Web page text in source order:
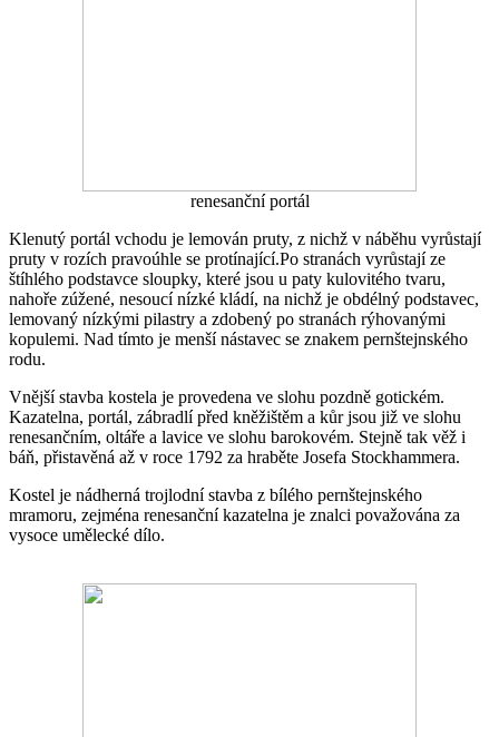
renesanční portál
Klenutý portál vchodu je lemován pruty, z nichž v náběhu vyrůstají
pruty v rozích pravoúhle se protínající.Po stranách vyrůstají ze
štíhlého podstavce sloupky, které jsou u paty kulovitého tvaru,
nahoře zúžené, nesoucí nízké kládí, na nichž je obdélný podstavec,
lemovaný nízkými pilastry a zdobený po stranách rýhovanými
kopulemi. Nad tímto je menší nástavec se znakem pernštejnského
rodu.
Vnější stavba kostela je provedena ve slohu pozdně gotickém.
Kazatelna, portál, zábradlí před kněžištěm a kůr jsou již ve slohu
renesančním, oltáře a lavice ve slohu barokovém. Stejně tak věž i
báň, přistavěná až v roce 1792 za hraběte Josefa Stockhammera.
Kostel je nádherná trojlodní stavba z bílého pernštejnského
mramoru, zejména renesanční kazatelna je znalci považována za
vysoce umělecké dílo.